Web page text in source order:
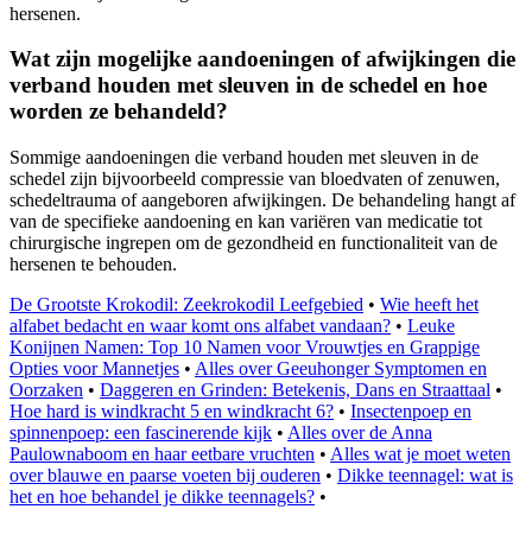
hersenen.
Wat zijn mogelijke aandoeningen of afwijkingen die
verband houden met sleuven in de schedel en hoe
worden ze behandeld?
Sommige aandoeningen die verband houden met sleuven in de
schedel zijn bijvoorbeeld compressie van bloedvaten of zenuwen,
schedeltrauma of aangeboren afwijkingen. De behandeling hangt af
van de specifieke aandoening en kan variëren van medicatie tot
chirurgische ingrepen om de gezondheid en functionaliteit van de
hersenen te behouden.
De Grootste Krokodil: Zeekrokodil Leefgebied • Wie heeft het
alfabet bedacht en waar komt ons alfabet vandaan? • Leuke
Konijnen Namen: Top 10 Namen voor Vrouwtjes en Grappige
Opties voor Mannetjes • Alles over Geeuhonger Symptomen en
Oorzaken • Daggeren en Grinden: Betekenis, Dans en Straattaal •
Hoe hard is windkracht 5 en windkracht 6? • Insectenpoep en
spinnenpoep: een fascinerende kijk • Alles over de Anna
Paulownaboom en haar eetbare vruchten • Alles wat je moet weten
over blauwe en paarse voeten bij ouderen • Dikke teennagel: wat is
het en hoe behandel je dikke teennagels? •